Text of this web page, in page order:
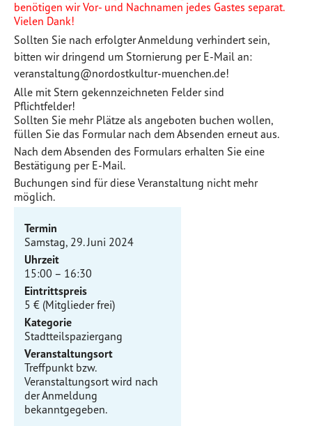
benötigen wir Vor- und Nachnamen jedes Gastes separat.
Vielen Dank!
Sollten Sie nach erfolgter Anmeldung verhindert sein,
bitten wir dringend um Stornierung per E-Mail an:
veranstaltung@nordostkultur-muenchen.de!
Alle mit Stern gekennzeichneten Felder sind
Pflichtfelder!
Sollten Sie mehr Plätze als angeboten buchen wollen,
füllen Sie das Formular nach dem Absenden erneut aus.
Nach dem Absenden des Formulars erhalten Sie eine
Bestätigung per E-Mail.
Buchungen sind für diese Veranstaltung nicht mehr
möglich.
Termin
Samstag, 29. Juni 2024
Uhrzeit
15:00 – 16:30
Eintrittspreis
5 € (Mitglieder frei)
Kategorie
Stadtteilspaziergang
Veranstaltungsort
Treffpunkt bzw.
Veranstaltungsort wird nach
der Anmeldung
bekanntgegeben.